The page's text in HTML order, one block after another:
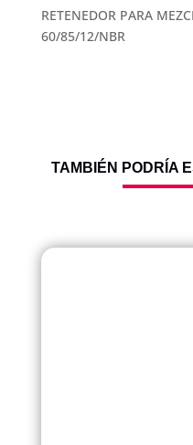
RETENEDOR PARA
60/85/12/NBR
TAMBIÉN PODRÍA